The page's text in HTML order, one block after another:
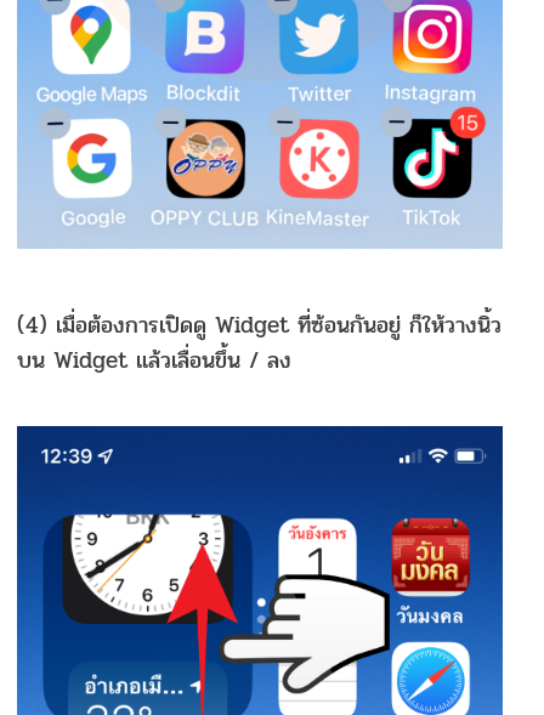
(4) เมื่อต้องการเปิดดู Widget ที่ซ้อนกันอยู่ ก็ให้วางนิ้ว
บน Widget แล้วเลื่อนขึ้น / ลง